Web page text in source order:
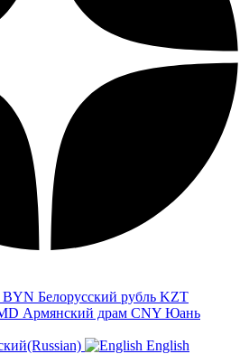
BYN Белорусский рубль KZT
Армянский драм CNY Юань
English